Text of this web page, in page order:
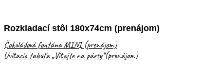
Rozkladací stôl 180x74cm (prenájom)
Čokoládová fontána MINI (prenájom)
Uvítacia tabuľa „Vitajte na párty“(prenájom)